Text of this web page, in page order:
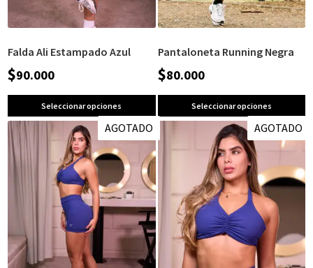
Falda Ali Estampado Azul
$90.000
Seleccionar opciones
Pantaloneta Running Negra
$80.000
Seleccionar opciones
AGOTADO AGOTADO